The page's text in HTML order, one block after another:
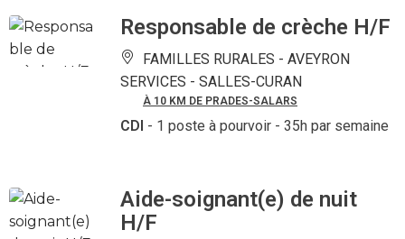
Responsable de crèche H/F
FAMILLES RURALES - AVEYRON
SERVICES - SALLES-CURAN
À 10 KM DE PRADES-SALARS
CDI - 1 poste à pourvoir - 35h par semaine
Aide-soignant(e) de nuit
H/F